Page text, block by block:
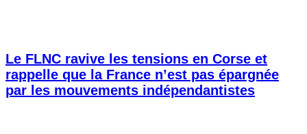
Le FLNC ravive les tensions en Corse et
rappelle que la France n’est pas épargnée
par les mouvements indépendantistes